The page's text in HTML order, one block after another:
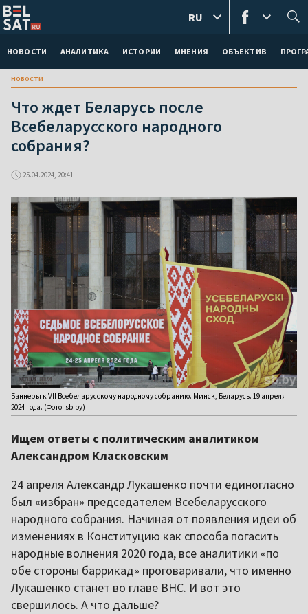
НОВОСТИ АНАЛИТИКА ИСТОРИИ МНЕНИЯ ОБЪЕКТИВ
RU
новости
Что ждет Беларусь после
Всебеларусского народного
собрания?
25.04.2024, 20:41
Баннеры к VII Всебеларусскому народному собранию. Минск, Беларусь. 19 апреля
2024 года. (Фото: sb.by)
Ищем ответы с политическим аналитиком
Александром Класковским
24 апреля Александр Лукашенко почти единогласно
был «избран» председателем Всебеларусского
народного собрания. Начиная от появления идеи об
изменениях в Конституцию как способа погасить
народные волнения 2020 года, все аналитики «по
обе стороны баррикад» проговаривали, что именно
Лукашенко станет во главе ВНС. И вот это
свершилось. А что дальше?